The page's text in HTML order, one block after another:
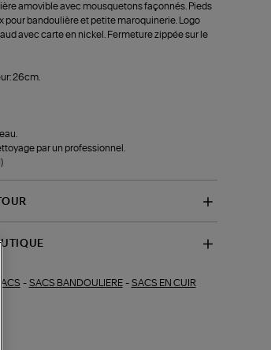
amovible avec mousquetons façonnés. Pieds
pour bandoulière et petite maroquinerie. Logo
avec carte en nickel. Fermeture zippée sur le
26cm.
par un professionnel.
- SACS BANDOULIERE- SACS EN CUIR